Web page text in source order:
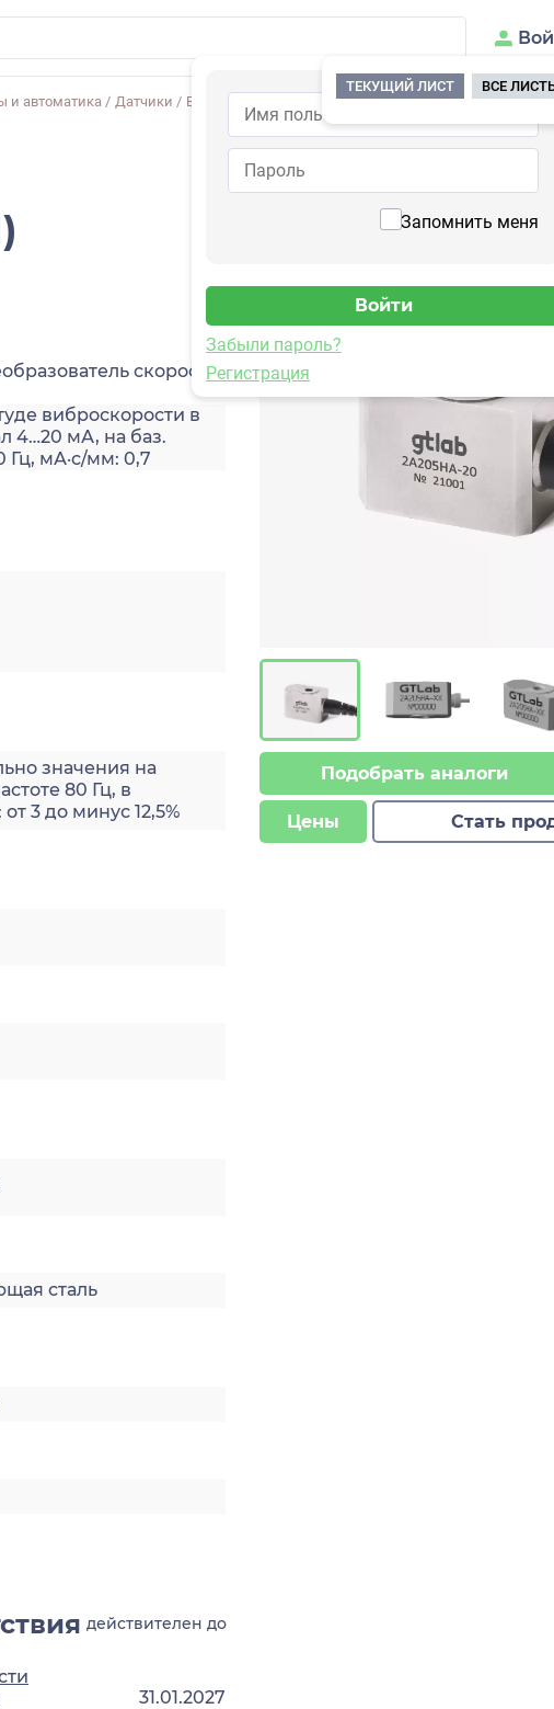
Запомнить меня
Забыли пароль?
Регистрация
ТЕКУЩИЙ ЛИСТ
ВСЕ
и автоматика / Датчики / Виброскорости 2A205HA-160(T1)
скорости,
виброскорости в
4…20 мА, на баз.
Гц, мА·с/мм: 0,7
значения на
80 Гц, в
3 до минус 12,5%
сталь
Подобрать аналоги
Цены Стать
действителен до
31.01.2027